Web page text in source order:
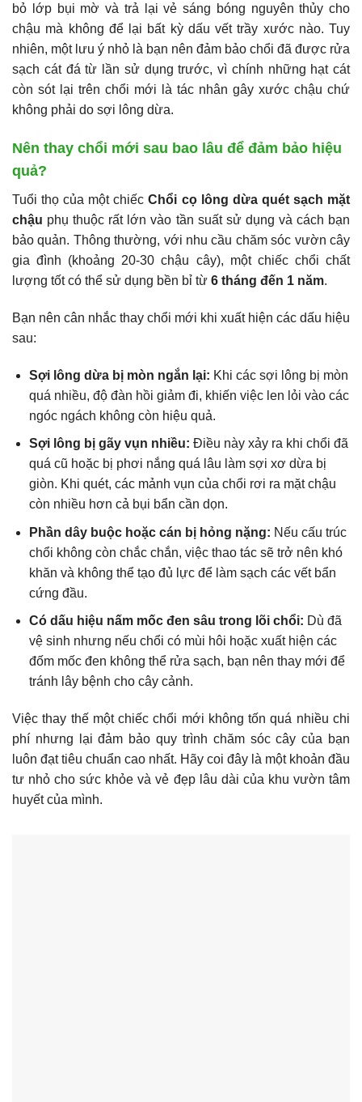
bỏ lớp bụi mờ và trả lại vẻ sáng bóng nguyên thủy cho
chậu mà không để lại bất kỳ dấu vết trầy xước nào. Tuy
nhiên, một lưu ý nhỏ là bạn nên đảm bảo chổi đã được rửa
sạch cát đá từ lần sử dụng trước, vì chính những hạt cát
còn sót lại trên chổi mới là tác nhân gây xước chậu chứ
không phải do sợi lông dừa.
Nên thay chổi mới sau bao lâu để đảm bảo hiệu
quả?
Tuổi thọ của một chiếcChổi cọ lông dừa quét sạch mặt
chậu phụ thuộc rất lớn vào tần suất sử dụng và cách bạn
bảo quản. Thông thường, với nhu cầu chăm sóc vườn cây
gia đình (khoảng 20-30 chậu cây), một chiếc chổi chất
lượng tốt có thể sử dụng bền bỉ từ 6 tháng đến 1 năm.
Bạn nên cân nhắc thay chổi mới khi xuất hiện các dấu hiệu
sau:
Sợi lông dừa bị mòn ngắn lại: Khi các sợi lông bị mòn
quá nhiều, độ đàn hồi giảm đi, khiến việc len lỏi vào các
ngóc ngách không còn hiệu quả.
Sợi lông bị gãy vụn nhiều: Điều này xảy ra khi chổi đã
quá cũ hoặc bị phơi nắng quá lâu làm sợi xơ dừa bị
giòn. Khi quét, các mảnh vụn của chổi rơi ra mặt chậu
còn nhiều hơn cả bụi bẩn cần dọn.
Phần dây buộc hoặc cán bị hỏng nặng: Nếu cấu trúc
chổi không còn chắc chắn, việc thao tác sẽ trở nên khó
khăn và không thể tạo đủ lực để làm sạch các vết bẩn
cứng đầu.
Có dấu hiệu nấm mốc đen sâu trong lõi chổi: Dù đã
vệ sinh nhưng nếu chổi có mùi hôi hoặc xuất hiện các
đốm mốc đen không thể rửa sạch, bạn nên thay mới để
tránh lây bệnh cho cây cảnh.
Việc thay thế một chiếc chổi mới không tốn quá nhiều chi
phí nhưng lại đảm bảo quy trình chăm sóc cây của bạn
luôn đạt tiêu chuẩn cao nhất. Hãy coi đây là một khoản đầu
tư nhỏ cho sức khỏe và vẻ đẹp lâu dài của khu vườn tâm
huyết của mình.